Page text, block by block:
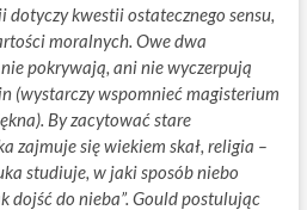
dotyczy kwestii ostatecznego sensu,
moralnych. Owe dwa
pokrywają, ani nie wyczerpują
(wystarczy wspomnieć magisterium
By zacytować stare
zajmuje się wiekiem skał, religia –
studiuje, w jaki sposób niebo
dojść do nieba”. Gould postulując